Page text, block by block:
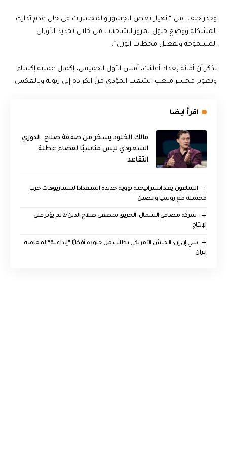
وحذر خلف، من “انهيار بعض الجسور والمجسرات في حال عدم تدارك
المشكلة ووضع حلول لمرور الشاحنات من خلال تحديد الأوزان
المسموحة وتفعيل محطات الوزن”.
يذكر أن أمانة بغداد أعلنت، أمس الأول الخميس، إكمال عملية إكساء
وتطوير مجسر ملعب الشعب المؤدي من الكرادة إلى زيونة وبالعكس.
اقرأ ايضا
مالك الخلود يسخر من صفقة صلاح: الدوري
السعودي ليس مناسبًا لقضاء عطلة
التقاعد
البنتاغون يعد استراتيجية نووية جديدة استعدادا لسيناريوهات حرب
محتملة مع روسيا والصين
‏ شركة مصافي الشمال: الحريق بمصفى صلاح الدين/2 لم يؤثر على
الإنتاج
سي إن إن: الجيش الأمريكي يطلب من جنوده أفكارًا “إبداعية” لمعاقبة
إيران